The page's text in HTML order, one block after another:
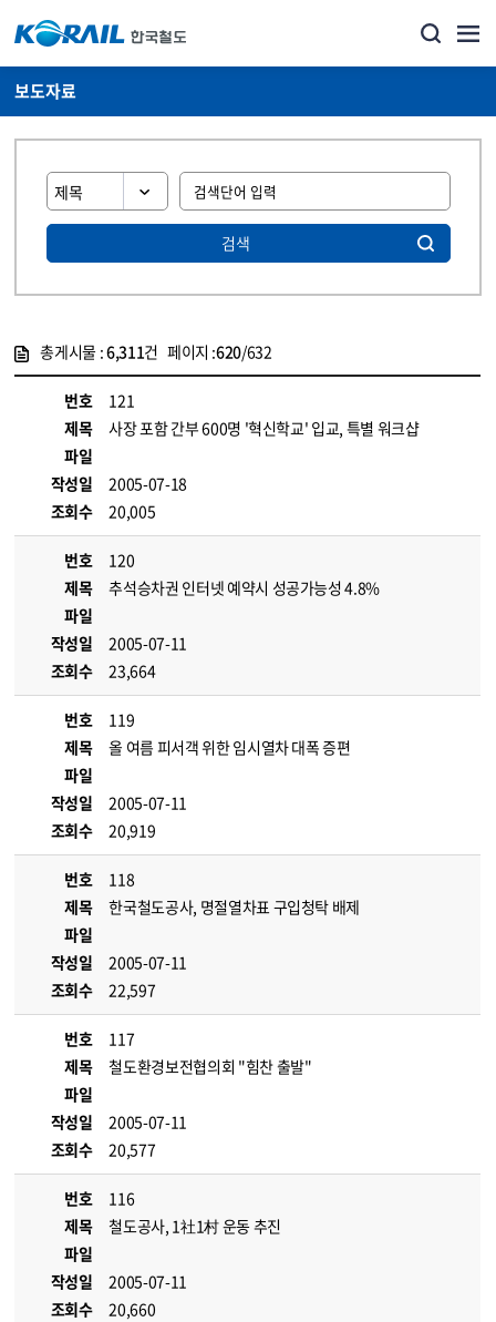
보도자료
검색
총게시물 :6,311건 페이지 :620/632
번호
121
제목
사장 포함 간부 600명 '혁신학교' 입교, 특별 워크샵
파일
작성일
2005-07-18
조회수
20,005
번호
120
제목
추석승차권 인터넷 예약시 성공가능성 4.8%
파일
작성일
2005-07-11
조회수
23,664
번호
119
제목
올 여름 피서객 위한 임시열차 대폭 증편
파일
작성일
2005-07-11
조회수
20,919
번호
118
제목
한국철도공사, 명절열차표 구입청탁 배제
파일
작성일
2005-07-11
조회수
22,597
번호
117
제목
철도환경보전협의회 "힘찬 출발"
파일
작성일
2005-07-11
조회수
20,577
번호
116
제목
철도공사, 1社1村 운동 추진
파일
작성일
2005-07-11
조회수
20,660